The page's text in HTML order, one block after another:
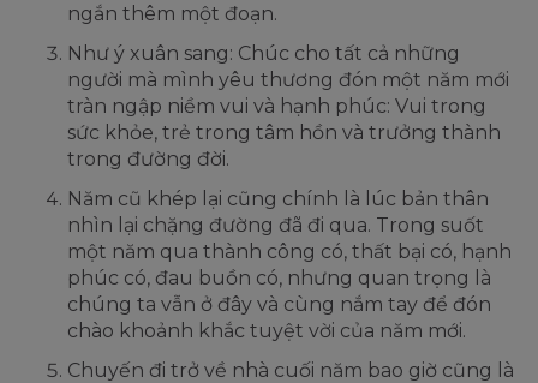
ngắn thêm một đoạn.
Như ý xuân sang: Chúc cho tất cả những
người mà mình yêu thương đón một năm mới
tràn ngập niềm vui và hạnh phúc: Vui trong
sức khỏe, trẻ trong tâm hồn và trưởng thành
trong đường đời.
Năm cũ khép lại cũng chính là lúc bản thân
nhìn lại chặng đường đã đi qua. Trong suốt
một năm qua thành công có, thất bại có, hạnh
phúc có, đau buồn có, nhưng quan trọng là
chúng ta vẫn ở đây và cùng nắm tay để đón
chào khoảnh khắc tuyệt vời của năm mới.
Chuyến đi trở về nhà cuối năm bao giờ cũng là